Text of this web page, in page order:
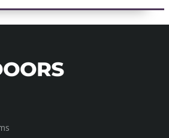
biezām apdares rozetēm;
3 mm sešstūra atslēga;
biezāka par 44mm, Jums būs
atstājiet pasūtījuma piezīmēs,